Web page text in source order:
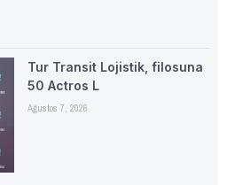
Tur Transit Lojistik, filosuna
50 Actros L
Ağustos 7, 2026